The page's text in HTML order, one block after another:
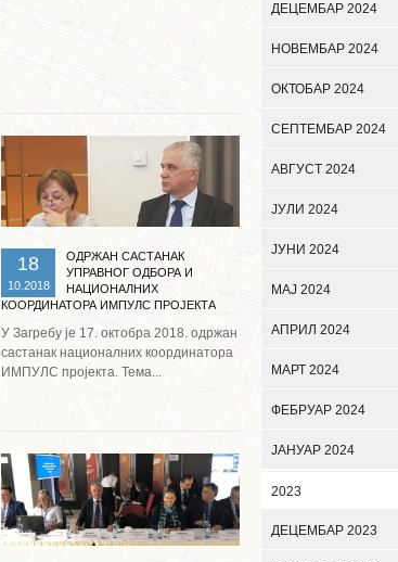
18
10.2018
ОДРЖАН САСТАНАК
УПРАВНОГ ОДБОРА И
НАЦИОНАЛНИХ
КООРДИНАТОРА ИМПУЛС ПРОЈЕКТА
У Загребу је 17. октобра 2018. одржан
састанак националних координатора
ИМПУЛС пројекта. Тема...
ДЕЦЕМБАР 2024
НОВЕМБАР 2024
ОКТОБАР 2024
СЕПТЕМБАР 2024
АВГУСТ 2024
ЈУЛИ 2024
ЈУНИ 2024
МАЈ 2024
АПРИЛ 2024
МАРТ 2024
ФЕБРУАР 2024
ЈАНУАР 2024
2023
ДЕЦЕМБАР 2023